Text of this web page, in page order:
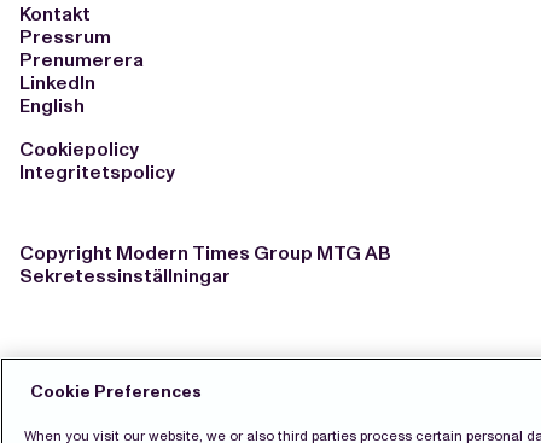
Kontakt
Pressrum
Prenumerera
LinkedIn
English
Cookiepolicy
Integritetspolicy
Copyright Modern Times Group MTG AB
Sekretessinställningar
Cookie Preferences
When you visit our website, we or also third parties process certain personal